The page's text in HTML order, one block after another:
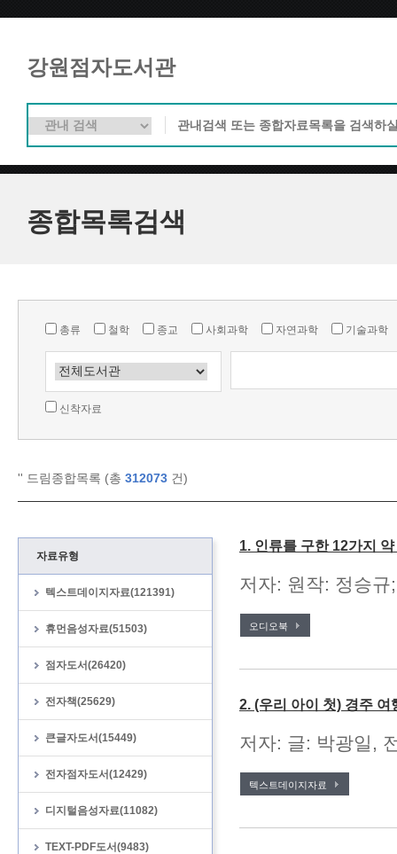
강원점자도서관
종합목록검색
총류 철학 종교 사회과학 자연과학 기술과학
신착자료
'' 드림종합목록 (총 312073 건)
자료유형
텍스트데이지자료(121391)
휴먼음성자료(51503)
점자도서(26420)
전자책(25629)
큰글자도서(15449)
전자점자도서(12429)
디지털음성자료(11082)
TEXT-PDF도서(9483)
1. 인류를 구한 12가지
저자: 원작: 정승
오디오북
2. (우리 아이 첫) 경주 여
저자: 글: 박광일,
텍스트데이지자료